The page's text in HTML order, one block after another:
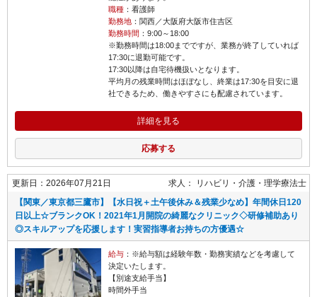
職種：看護師
勤務地：関西／大阪府大阪市住吉区
勤務時間 ：9:00～18:00
※勤務時間は18:00までですが、業務が終了していれば
17:30に退勤可能です。
17:30以降は自宅待機扱いとなります。
平均月の残業時間はほぼなし、終業は17:30を目安に退
社できるため、働きやすさにも配慮されています。
詳細を見る
応募する
更新日：2026年07月21日 求人： リハビリ・介護
理学療法士
【関東／東京都三鷹市】【水日祝＋土午後休み＆残業少なめ】年間休日120
日以上☆ブランクOK！2021年1月開院の綺麗なクリニック◇研修補助あり
◎スキルアップを応援します！実習指導者お持ちの方優遇☆
給与：※給与額は経験年数・勤務実績などを考慮して
決定いたします。
【別途支給手当】
時間外手当